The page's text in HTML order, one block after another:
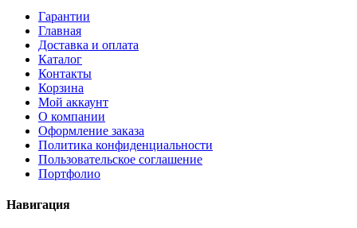
Гарантии
Главная
Доставка и оплата
Каталог
Контакты
Корзина
Мой аккаунт
О компании
Оформление заказа
Политика конфиденциальности
Пользовательское соглашение
Портфолио
Навигация